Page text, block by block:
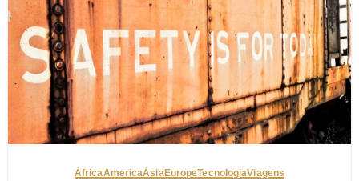
ÁfricaAmericaÁsiaEuropeTecnologiaViagens